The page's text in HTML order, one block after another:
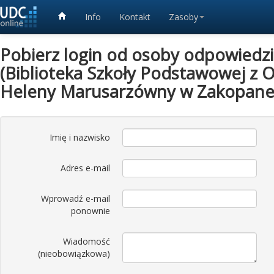
Info Kontakt Zasoby
Pobierz login od osoby
(Biblioteka Szkoły Podstawowej z
Heleny Marusarzówny w
Imię i nazwisko
Adres e-mail
Wprowadź e-mail
ponownie
Wiadomość
(nieobowiązkowa)